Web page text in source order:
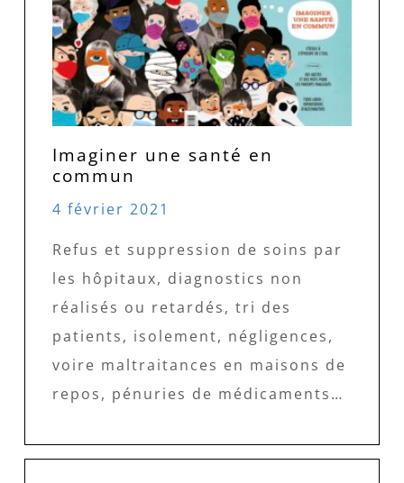
Imaginer une santé en
commun
4 février 2021
Refus et suppression de soins par
les hôpitaux, diagnostics non
réalisés ou retardés, tri des
patients, isolement, négligences,
voire maltraitances en maisons de
repos, pénuries de médicaments…